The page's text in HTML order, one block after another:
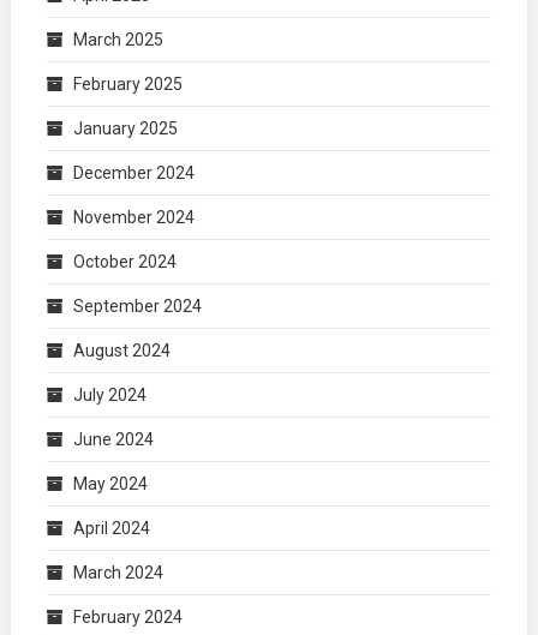
March 2025
February 2025
January 2025
December 2024
November 2024
October 2024
September 2024
August 2024
July 2024
June 2024
May 2024
April 2024
March 2024
February 2024